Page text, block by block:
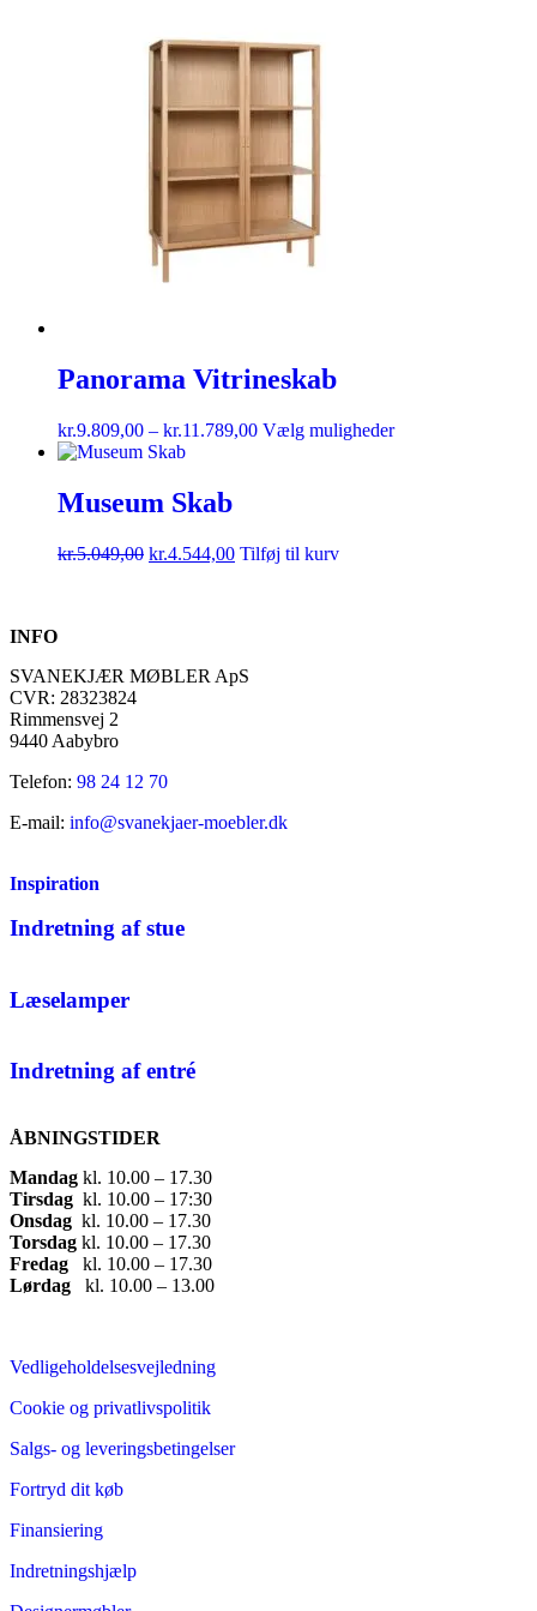
Panorama Vitrineskab
kr.9.809,00 – kr.11.789,00 Vælg muligheder
Museum Skab
kr.5.049,00 kr.4.544,00 Tilføj til kurv
INFO
SVANEKJÆR MØBLER ApS
CVR: 28323824
Rimmensvej 2
9440 Aabybro
Telefon: 98 24 12 70
E-mail: info@svanekjaer-moebler.dk
Inspiration
Indretning af stue
Læselamper
Indretning af entré
ÅBNINGSTIDER
Mandag ​ kl. 10.00 – 17.30​
Tirsdag ​ kl. 10.00 – 17:30​
Onsdag ​ kl. 10.00 – 17.30​
Torsdag ​ kl. 10.00 – 17.30​
Fredag ​ kl. 10.00 – 17.30​
Lørdag ​ kl. 10.00 – 13.00
Vedligeholdelsesvejledning
Cookie og privatlivspolitik
Salgs- og leveringsbetingelser
Fortryd dit køb
Finansiering
Indretningshjælp